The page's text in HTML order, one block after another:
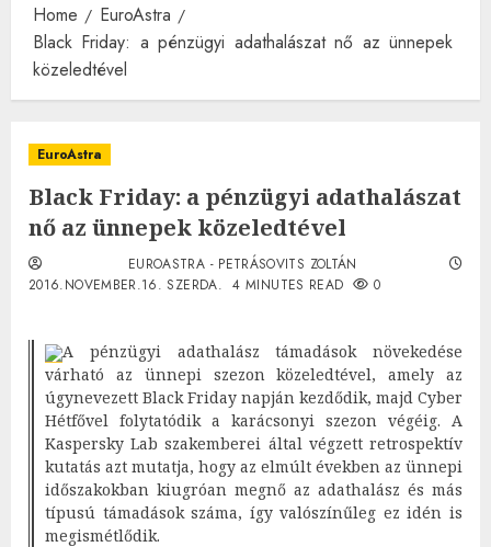
Home
EuroAstra
Black Friday: a pénzügyi adathalászat nő az ünnepek
közeledtével
EuroAstra
Black Friday: a pénzügyi adathalászat
nő az ünnepek közeledtével
EUROASTRA - PETRÁSOVITS ZOLTÁN
2016.NOVEMBER.16. SZERDA. 4 MINUTES READ 0
A pénzügyi adathalász támadások növekedése
várható az ünnepi szezon közeledtével, amely az
úgynevezett Black Friday napján kezdődik, majd Cyber
Hétfővel folytatódik a karácsonyi szezon végéig. A
Kaspersky Lab szakemberei által végzett retrospektív
kutatás azt mutatja, hogy az elmúlt években az ünnepi
időszakokban kiugróan megnő az adathalász és más
típusú támadások száma, így valószínűleg ez idén is
megismétlődik.